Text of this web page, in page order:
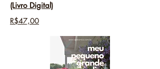
(Livro Digital)
R$47,00